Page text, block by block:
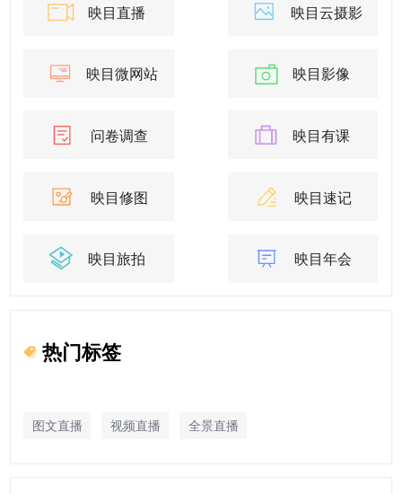
映目直播 映目云摄影
映目微网站 映目影像
问卷调查 映目有课
映目修图 映目速记
映目旅拍 映目年会
热门标签
图文直播 视频直播 全景直播